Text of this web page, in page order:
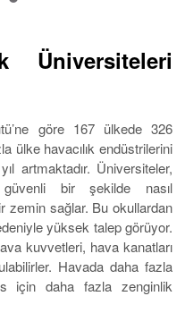
Üniversiteleri
göre 167 ülkede 326
ülke havacılık endüstrilerini
artmaktadır. Üniversiteler,
bir şekilde nasıl
zemin sağlar. Bu okullardan
yüksek talep görüyor.
kuvvetleri, hava kanatları
Havada daha fazla
için daha fazla zenginlik